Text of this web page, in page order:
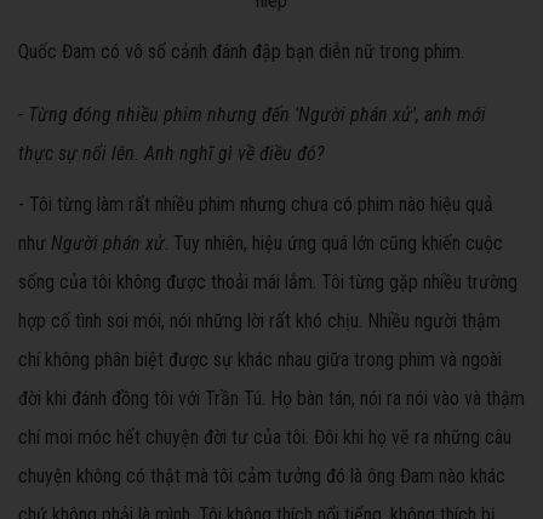
Quốc Đam có vô số cảnh đánh đập bạn diễn nữ trong phim.
- Từng đóng nhiều phim nhưng đến 'Người phán xử', anh mới
thực sự nổi lên. Anh nghĩ gì về điều đó?
- Tôi từng làm rất nhiều phim nhưng chưa có phim nào hiệu quả
như Người phán xử. Tuy nhiên, hiệu ứng quá lớn cũng khiến cuộc
sống của tôi không được thoải mái lắm. Tôi từng gặp nhiều trường
hợp cố tình soi mói, nói những lời rất khó chịu. Nhiều người thậm
chí không phân biệt được sự khác nhau giữa trong phim và ngoài
đời khi đánh đồng tôi với Trần Tú. Họ bàn tán, nói ra nói vào và thậm
chí moi móc hết chuyện đời tư của tôi. Đôi khi họ vẽ ra những câu
chuyện không có thật mà tôi cảm tưởng đó là ông Đam nào khác